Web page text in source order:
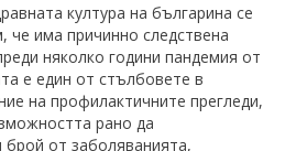
култура на българина се
че има причинно следствена
няколко години пандемия от
е един от стълбовете в
на профилактичните прегледи,
рано да
брой от заболяванията,